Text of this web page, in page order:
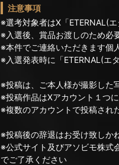
注意事項
※選考対象者はX「ETERNAL(
※入選後、賞品お渡しのため必
※本件でご連絡いただきます個
※入選発表時に「ETERNAL(エ
※投稿は、ご本人様が撮影した
※投稿作品はXアカウント１つ
※複数のアカウントで投稿され
※投稿後の辞退はお受け致しか
※公式サイト及びアソビモ株式
でご了承ください